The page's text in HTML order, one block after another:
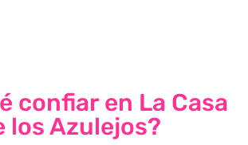
confiar en La Casa
los Azulejos?